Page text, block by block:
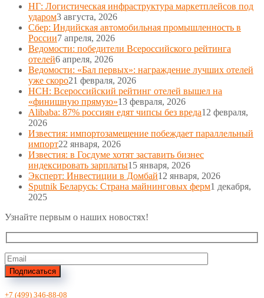
НГ: Логистическая инфраструктура маркетплейсов под
ударом3 августа, 2026
Сбер: Индийская автомобильная промышленность в
России7 апреля, 2026
Ведомости: победители Всероссийского рейтинга
отелей6 апреля, 2026
Ведомости: «Бал первых»: награждение лучших отелей
уже скоро21 февраля, 2026
НСН: Всероссийский рейтинг отелей вышел на
«финишную прямую»13 февраля, 2026
Alibaba: 87% россиян едят чипсы без вреда12 февраля,
2026
Известия: импортозамещение побеждает параллельный
импорт22 января, 2026
Известия: в Госдуме хотят заставить бизнес
индексировать зарплаты15 января, 2026
Эксперт: Инвестиции в Домбай12 января, 2026
Sputnik Беларусь: Страна майнинговых ферм1 декабря,
2025
Узнайте первым о наших новостях!
Подписаться
+7 (499) 346-88-08